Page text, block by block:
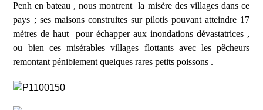
Penh en bateau , nous montrent
la misère des villages dans ce
pays ; ses maisons construites sur pilotis pouvant atteindre 17
mètres de haut
pour échapper aux inondations dévastatrices ,
ou bien ces misérables villages flottants avec les pêcheurs
remontant péniblement quelques rares petits poissons .